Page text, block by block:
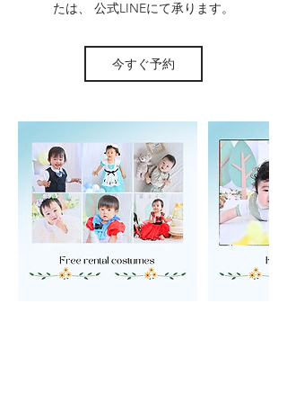
今すぐ予約